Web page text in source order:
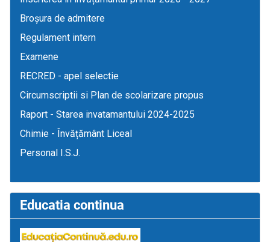
Broșura de admitere
Regulament intern
Examene
RECRED - apel selectie
Circumscriptii si Plan de scolarizare propus
Raport - Starea invatamantului 2024-2025
Chimie - Învățământ Liceal
Personal I.S.J.
Educatia continua